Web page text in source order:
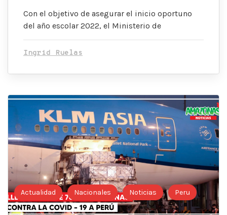
Con el objetivo de asegurar el inicio oportuno
del año escolar 2022, el Ministerio de
Ingrid Ruelas
Actualidad Nacionales Noticias Peru